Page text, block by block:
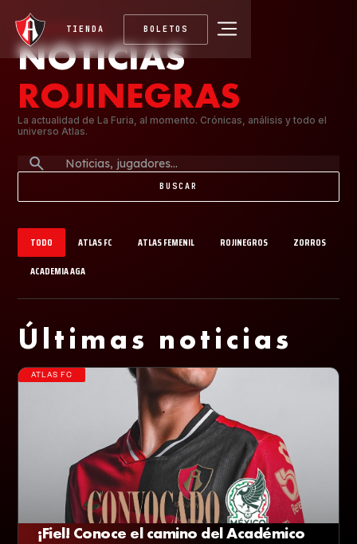
TIENDA BOLETOS
BLOG ROJINEGRO
NOTICIAS
ROJINEGRAS
La actualidad de La Furia, al momento. Crónicas, análisis y todo el
universo Atlas.
TODO ATLAS FC ATLAS FEMENIL ROJINEGROS
ZORROS
ACADEMIA AGA
Últimas noticias
ATLAS FC
¡Fiel! Conoce el camino del Académico